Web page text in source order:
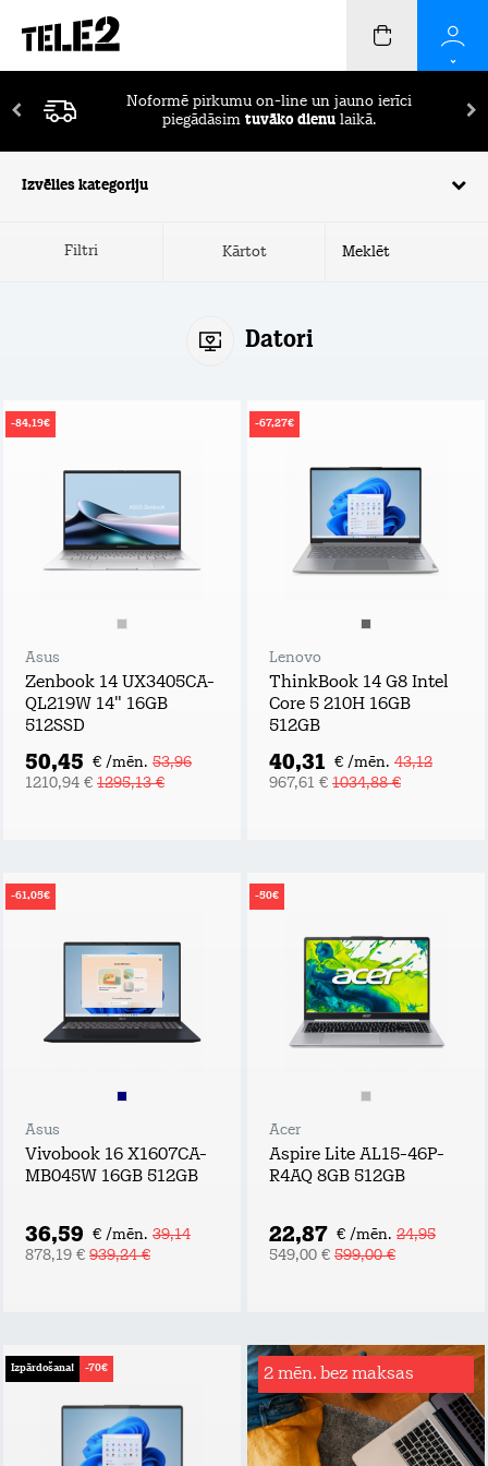
Pirmos 2 mēnešus ierīču apdrošināšanaBEZ
MAKSAS!
Izvēlies kategoriju
Filtri Kārtot
Datori
-84,19€
Asus
Zenbook 14 UX3405CA-
QL219W 14" 16GB
512SSD
50,45 € /mēn. 53,96
1210,94 € 1295,13 €
-67,27€
Lenovo
ThinkBook 14 G8 Intel
Core 5 210H 16GB
512GB
40,31 € /mēn. 43,12
967,61 € 1034,88 €
-61,05€
Asus
Vivobook 16 X1607CA-
MB045W 16GB 512GB
36,59 € /mēn. 39,14
878,19 € 939,24 €
-50€
Acer
Aspire Lite AL15-46P-
R4AQ 8GB 512GB
22,87 € /mēn. 24,95
549,00 € 599,00 €
Izpārdošana! -70€ 2 mēn. bez maksas
Rēķinu
apdrošināšana
Tavs atbalsta plecs